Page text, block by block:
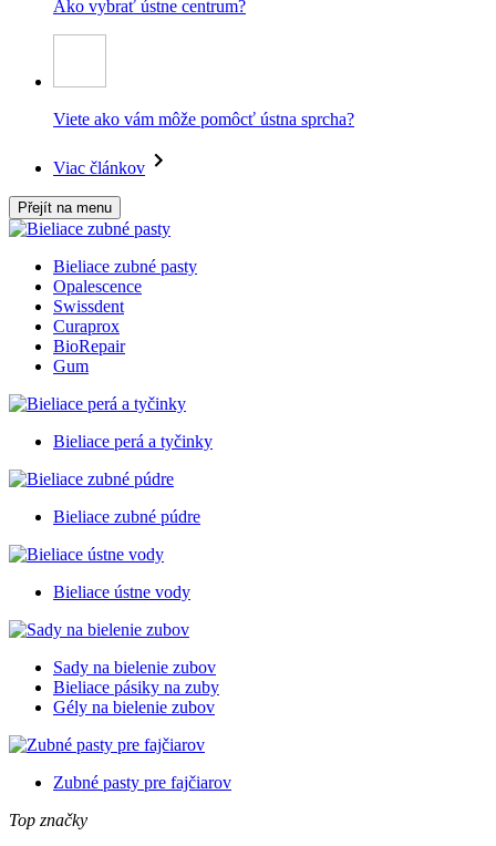
Ako vybrať ústne centrum?
Viete ako vám môže pomôcť ústna sprcha?
Viac článkov
Přejít na menu
Bieliace zubné pasty
Opalescence
Swissdent
Curaprox
BioRepair
Gum
Bieliace perá a tyčinky
Bieliace zubné púdre
Bieliace ústne vody
Sady na bielenie zubov
Bieliace pásiky na zuby
Gély na bielenie zubov
Zubné pasty pre fajčiarov
Top značky